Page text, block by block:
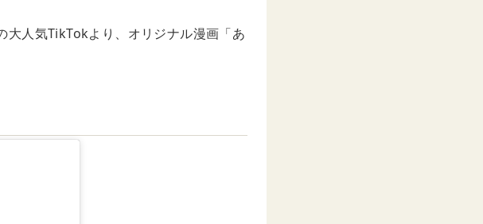
大人気TikTokより、オリジナル漫画「あ